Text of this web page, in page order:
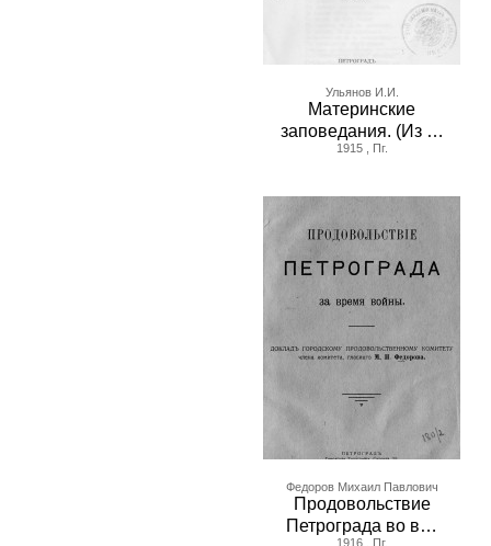
Ульянов И.И.
Материнские
заповедания. (Из …
1915 , Пг.
Федоров Михаил Павлович
Продовольствие
Петрограда во в…
1916 , Пг.